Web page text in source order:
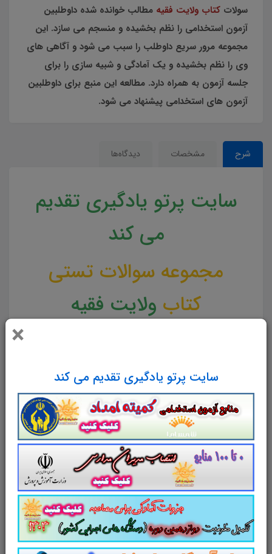
×
سایت پرتو یادگیری تقدیم می کند
سولات کتاب ولایت فقیه مطالب خوانده شده داوطلبین
آزمون استخدامی را نظم بخشیده و منسجم می سازد. این
مجموعه مرور سریع داوطلب را سبب می شود و آگاهی های
وی را نظم بخشیده و یک آمادگی و شبیه سازی را برای
جلسه آزمون به همراه دارد. مطالعه این منبع برای داوطلبین
آزمون های استخدامی پیشنهاد می شود.
شرح مشخصات دیدگاه‌ها
سایت پرتو یادگیری تقدیم
می کند
مجموعه سوالات تستی
کتاب ولایت فقیه
مناسب برای همه رشته ها
لینک دانلود
خلاصه جامع و نکات کلیدی کتاب
ولایت فقیه